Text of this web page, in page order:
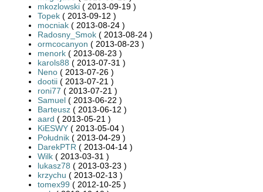
mkozlowski ( 2013-09-19 )
Topek ( 2013-09-12 )
mocniak ( 2013-08-24 )
Radosny_Smok ( 2013-08-24 )
ormcocanyon ( 2013-08-23 )
menork ( 2013-08-23 )
karols88 ( 2013-07-31 )
Neno ( 2013-07-26 )
dootii ( 2013-07-21 )
roni77 ( 2013-07-21 )
Samuel ( 2013-06-22 )
Barteusz ( 2013-06-12 )
aard ( 2013-05-21 )
KiESWY ( 2013-05-04 )
Południk ( 2013-04-29 )
DarekPTR ( 2013-04-14 )
Wilk ( 2013-03-31 )
lukasz78 ( 2013-03-23 )
krzychu ( 2013-02-13 )
tomex99 ( 2012-10-25 )